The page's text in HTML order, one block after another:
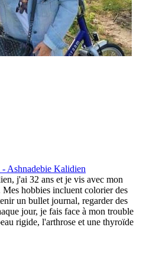
Ashnadebie Kalidien
j'ai 32 ans et je vis avec mon
hobbies incluent colorier des
un bullet journal, regarder des
jour, je fais face à mon trouble
rigide, l'arthrose et une thyroïde